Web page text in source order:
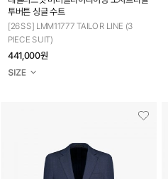
투버튼 싱글 수트
[26SS] LMM11777 TAILOR LINE (3
PIECE SUIT)
441,000원